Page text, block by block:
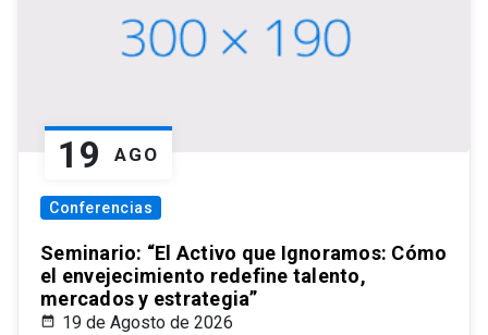
19 AGO
Conferencias
Seminario: “El Activo que Ignoramos: Cómo
el envejecimiento redefine talento,
mercados y estrategia”
19 de Agosto de 2026